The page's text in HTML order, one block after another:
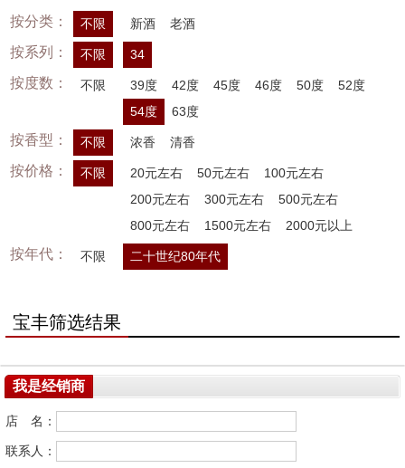
按分类： 不限 新酒 老酒
按系列： 不限 34
按度数： 不限 39度 42度 45度 46度 50度
52度
54度
63度
按香型： 不限 浓香 清香
按价格： 不限 20元左右 50元左右
100元左右
200元左右
300元左右
500元左右
800元左右
1500元左右 2000元以上
按年代： 不限 二十世纪80年代
宝丰筛选结果
我是经销商
店 名：
联系人：